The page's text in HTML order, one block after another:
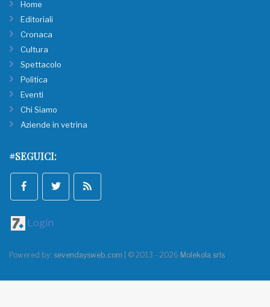
Home
Editoriali
Cronaca
Cultura
Spettacolo
Politica
Eventi
Chi Siamo
Aziende in vetrina
#SEGUICI:
Login
Powered by: sevendaysweb.com | © 2013 - 2026 Molekola srls